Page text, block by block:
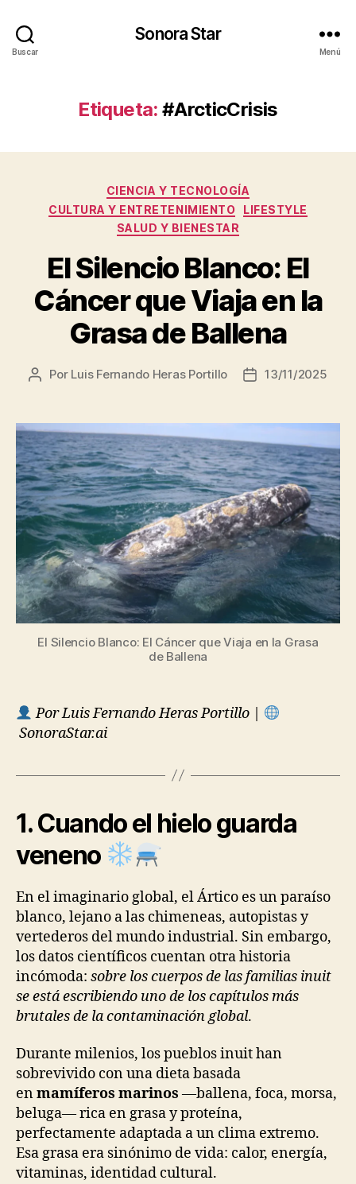
Buscar
Sonora Star
Menú
Etiqueta: #ArcticCrisis
Categorías
CIENCIA Y TECNOLOGÍA
CULTURA Y ENTRETENIMIENTO
LIFESTYLE
SALUD Y BIENESTAR
El Silencio Blanco: El
Cáncer que Viaja en la
Grasa de Ballena
Autor
entrada
Por Luis Fernando Heras Portillo
Fecha
entrada
13/11/2025
El Silencio Blanco: El Cáncer que Viaja en la Grasa
de Ballena
Por Luis Fernando Heras Portillo|
SonoraStar.ai
1. Cuando el hielo guarda
veneno
En el imaginario global, el Ártico es un paraíso
blanco, lejano a las chimeneas, autopistas y
vertederos del mundo industrial. Sin embargo,
los datos científicos cuentan otra historia
incómoda: sobre los cuerpos de las familias inuit
se está escribiendo uno de los capítulos más
brutales de la contaminación global.
Durante milenios, los pueblos inuit han
sobrevivido con una dieta basada
enmamíferos marinos —ballena, foca, morsa,
beluga— rica en grasa y proteína,
perfectamente adaptada a un clima extremo.
Esa grasa era sinónimo de vida: calor, energía,
vitaminas, identidad cultural.